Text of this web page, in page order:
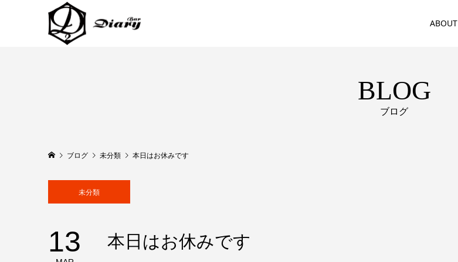
ABOUT
BLOG
ブログ
ブログ 未分類 本日はお休みです
未分類
13 本日はお休みです